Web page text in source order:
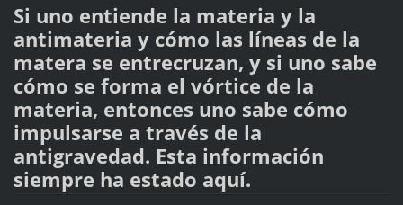
Si uno entiende la materia y la
antimateria y cómo las líneas de la
matera se entrecruzan, y si uno sabe
cómo se forma el vórtice de la
materia, entonces uno sabe cómo
impulsarse a través de la
antigravedad. Esta información
siempre ha estado aquí.